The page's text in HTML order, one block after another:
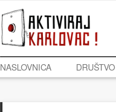
NASLOVNICA DRUŠTVO